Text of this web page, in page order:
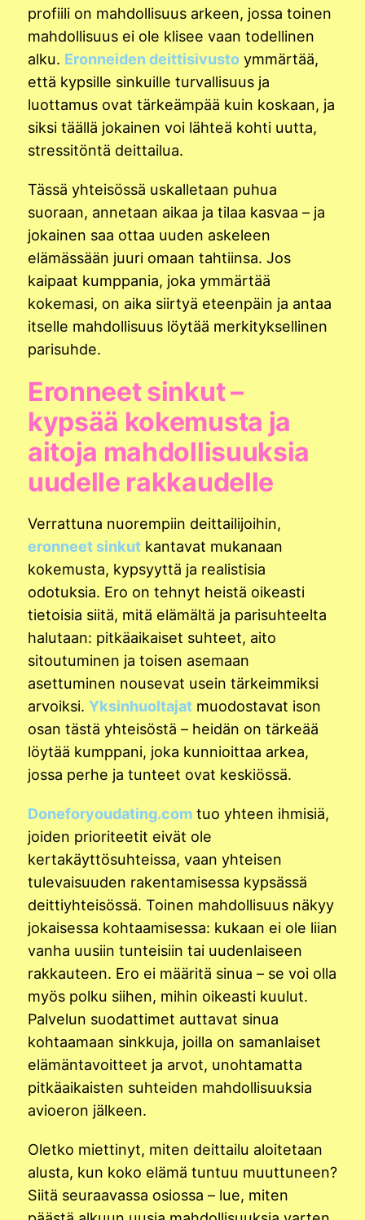
profiili on mahdollisuus arkeen, jossa toinen
mahdollisuus ei ole klisee vaan todellinen
alku. Eronneiden deittisivusto ymmärtää,
että kypsille sinkuille turvallisuus ja
luottamus ovat tärkeämpää kuin koskaan, ja
siksi täällä jokainen voi lähteä kohti uutta,
stressitöntä deittailua.
Tässä yhteisössä uskalletaan puhua
suoraan, annetaan aikaa ja tilaa kasvaa – ja
jokainen saa ottaa uuden askeleen
elämässään juuri omaan tahtiinsa. Jos
kaipaat kumppania, joka ymmärtää
kokemasi, on aika siirtyä eteenpäin ja antaa
itselle mahdollisuus löytää merkityksellinen
parisuhde.
Eronneet sinkut –
kypsää kokemusta ja
aitoja mahdollisuuksia
uudelle rakkaudelle
Verrattuna nuorempiin deittailijoihin,
eronneet sinkut kantavat mukanaan
kokemusta, kypsyyttä ja realistisia
odotuksia. Ero on tehnyt heistä oikeasti
tietoisia siitä, mitä elämältä ja parisuhteelta
halutaan: pitkäaikaiset suhteet, aito
sitoutuminen ja toisen asemaan
asettuminen nousevat usein tärkeimmiksi
arvoiksi. Yksinhuoltajat muodostavat ison
osan tästä yhteisöstä – heidän on tärkeää
löytää kumppani, joka kunnioittaa arkea,
jossa perhe ja tunteet ovat keskiössä.
Doneforyoudating.com tuo yhteen ihmisiä,
joiden prioriteetit eivät ole
kertakäyttösuhteissa, vaan yhteisen
tulevaisuuden rakentamisessa kypsässä
deittiyhteisössä. Toinen mahdollisuus näkyy
jokaisessa kohtaamisessa: kukaan ei ole liian
vanha uusiin tunteisiin tai uudenlaiseen
rakkauteen. Ero ei määritä sinua – se voi olla
myös polku siihen, mihin oikeasti kuulut.
Palvelun suodattimet auttavat sinua
kohtaamaan sinkkuja, joilla on samanlaiset
elämäntavoitteet ja arvot, unohtamatta
pitkäaikaisten suhteiden mahdollisuuksia
avioeron jälkeen.
Oletko miettinyt, miten deittailu aloitetaan
alusta, kun koko elämä tuntuu muuttuneen?
Siitä seuraavassa osiossa – lue, miten